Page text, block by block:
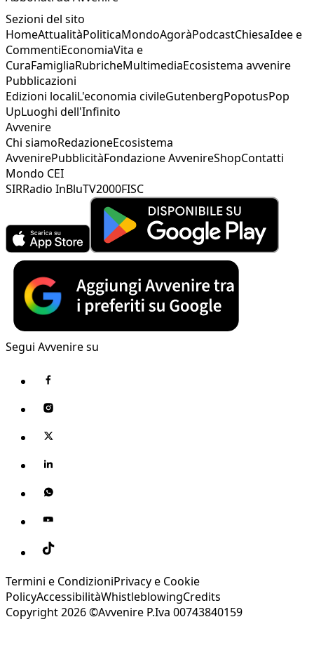
Sezioni del sito
HomeAttualitàPoliticaMondoAgoràPodcastChiesaIdee e
CommentiEconomiaVita e
CuraFamigliaRubricheMultimediaEcosistema avvenire
Pubblicazioni
Edizioni localiL'economia civileGutenbergPopotusPop
UpLuoghi dell'Infinito
Avvenire
Chi siamoRedazioneEcosistema
AvvenirePubblicitàFondazione AvvenireShopContatti
Mondo CEI
SIRRadio InBluTV2000FISC
Segui Avvenire su
Termini e CondizioniPrivacy e Cookie
PolicyAccessibilitàWhistleblowingCredits
Copyright 2026 ©Avvenire P.Iva 00743840159